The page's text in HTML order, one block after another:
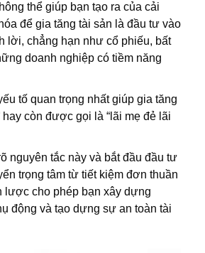
thể giúp bạn tạo ra của cải
để gia tăng tài sản là đầu tư vào
lời, chẳng hạn như cổ phiếu, bất
doanh nghiệp có tiềm năng
tố quan trọng nhất giúp gia tăng
hay còn được gọi là “lãi mẹ đẻ lãi
nguyên tắc này và bắt đầu đầu tư
trọng tâm từ tiết kiệm đơn thuần
lược cho phép bạn xây dựng
động và tạo dựng sự an toàn tài